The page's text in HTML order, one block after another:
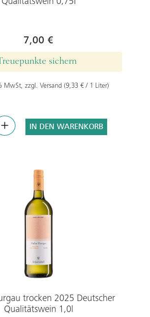
7,00 €
sichern
MwSt, zzgl. Versand (9,33 € / 1 Liter)
IN DEN WARENKORB
trocken 2025 Deutscher
Qualitätswein 1,0l